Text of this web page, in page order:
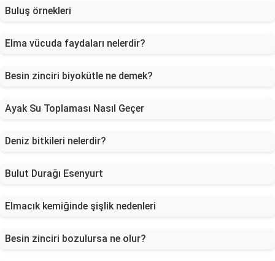
Buluş örnekleri
Elma vücuda faydaları nelerdir?
Besin zinciri biyokütle ne demek?
Ayak Su Toplaması Nasıl Geçer
Deniz bitkileri nelerdir?
Bulut Durağı Esenyurt
Elmacık kemiğinde şişlik nedenleri
Besin zinciri bozulursa ne olur?